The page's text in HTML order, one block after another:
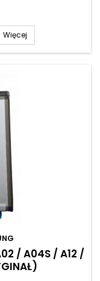
Więcej
/ A04S / A12 /